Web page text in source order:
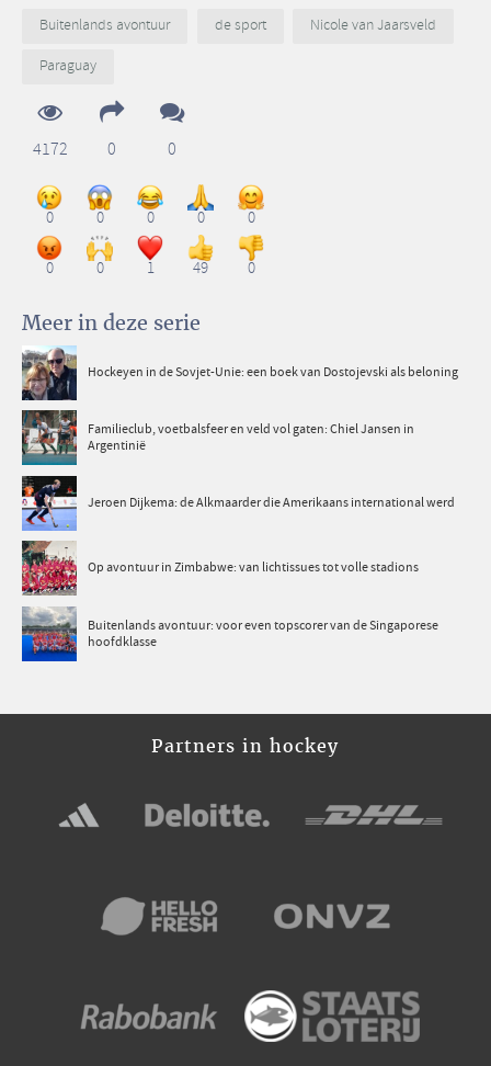
Buitenlands avontuur de sport
Nicole van Jaarsveld
Paraguay
4172 0 0
0 0 0 0 0
0 0 1 49 0
Meer in deze serie
Hockeyen in de Sovjet-Unie: een boek van Dostojevski als beloning
Familieclub, voetbalsfeer en veld vol gaten: Chiel Jansen in
Argentinië
Jeroen Dijkema: de Alkmaarder die Amerikaans international werd
Op avontuur in Zimbabwe: van lichtissues tot volle stadions
Buitenlands avontuur: voor even topscorer van de Singaporese
hoofdklasse
Partners in hockey